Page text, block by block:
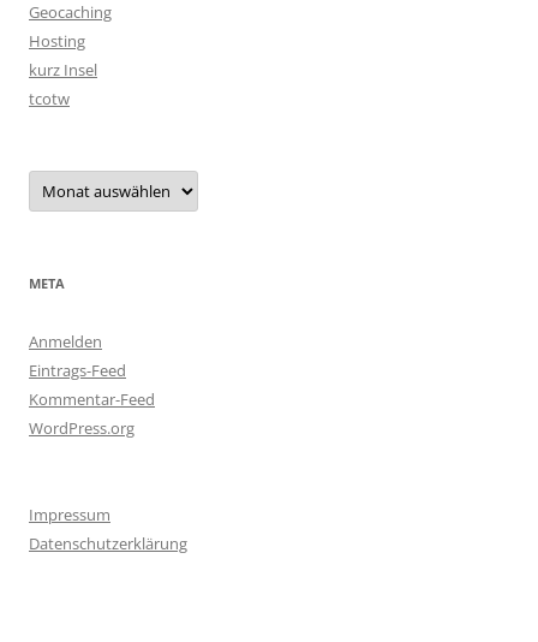
Geocaching
Hosting
kurz Insel
tcotw
Archiv
META
Anmelden
Eintrags-Feed
Kommentar-Feed
WordPress.org
Impressum
Datenschutzerklärung